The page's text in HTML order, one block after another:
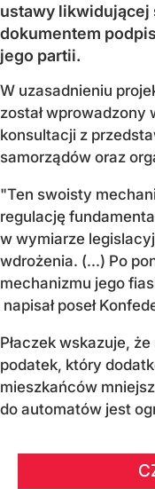
ustawy likwidującej
dokumentem
jego partii.
W uzasadnieniu
został wprowadzony
konsultacji z
samorządów oraz
"Ten swoisty
regulację
w wymiarze
wdrożenia. (...) Po
mechanizmu jego
napisał poseł
Płaczek wskazuje,
podatek, który
mieszkańców
do automatów jest